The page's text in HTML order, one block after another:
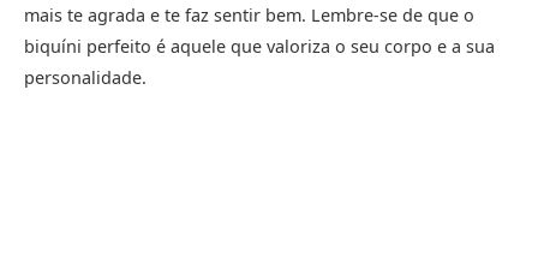
mais te agrada e te faz sentir bem. Lembre-se de que o
biquíni perfeito é aquele que valoriza o seu corpo e a sua
personalidade.